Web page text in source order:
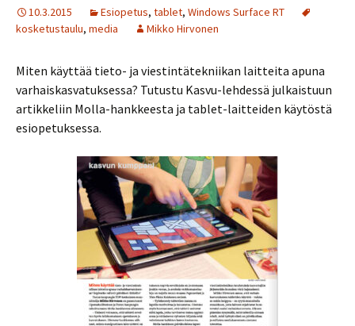
10.3.2015 Esiopetus, tablet, Windows Surface RT
kosketustaulu, media Mikko Hirvonen
Miten käyttää tieto- ja viestintätekniikan laitteita apuna
varhaiskasvatuksessa? Tutustu Kasvu-lehdessä julkaistuun
artikkeliin Molla-hankkeesta ja tablet-laitteiden käytöstä
esiopetuksessa.